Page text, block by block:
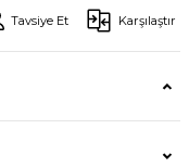
Tavsiye Et Karşılaştır